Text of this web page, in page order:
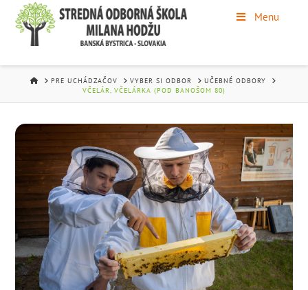
Menu
HOMEPRE UCHÁDZAČOV VYBER SI ODBOR
UČEBNÉ ODBORY
VČELÁR, VČELÁRKA (POD BANOŠOM 80)